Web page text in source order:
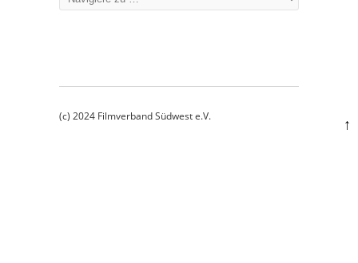
(c) 2024 Filmverband Südwest e.V. ↑